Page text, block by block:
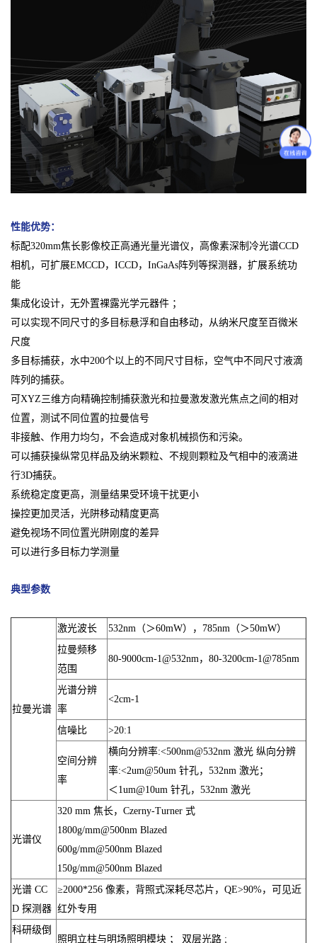
性能优势：
标配320mm焦长影像校正高通光量光谱仪，高像素深制冷光谱CCD
相机，可扩展EMCCD，ICCD，InGaAs阵列等探测器，扩展系统功
能
集成化设计，无外置裸露光学元器件 ；
可以实现不同尺寸的多目标悬浮和自由移动，从纳米尺度至百微米
尺度
多目标捕获，水中200个以上的不同尺寸目标，空气中不同尺寸液滴
阵列的捕获。
可XYZ三维方向精确控制捕获激光和拉曼激发激光焦点之间的相对
位置，测试不同位置的拉曼信号
非接触、作用力均匀，不会造成对象机械损伤和污染。
可以捕获操纵常见样品及纳米颗粒、不规则颗粒及气相中的液滴进
行3D捕获。
系统稳定度更高，测量结果受环境干扰更小
操控更加灵活，光阱移动精度更高
避免视场不同位置光阱刚度的差异
可以进行多目标力学测量
典型参数
拉曼光谱
激光波长
532nm（＞60mW），785nm（＞50mW）
拉曼频移
范围
80-9000cm-1@532nm，80-3200cm-1@785nm
光谱分辨
率
<2cm-1
信噪比 >20:1
空间分辨
率
横向分辨率:<500nm@532nm 激光 纵向分辨
率:<2um@50um 针孔，532nm 激光；
＜1um@10um 针孔，532nm 激光
光谱仪
320 mm 焦长，Czerny-Turner 式
1800g/mm@500nm Blazed
600g/mm@500nm Blazed
150g/mm@500nm Blazed
光谱 CC
D 探测器
≥2000*256 像素，背照式深耗尽芯片，QE>90%，可见近
红外专用
科研级倒
照明立柱与明场照明模块 ； 双层光路 ;